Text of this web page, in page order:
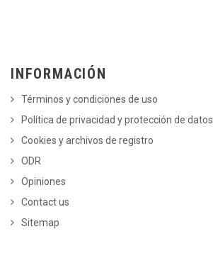
INFORMACIÓN
Términos y condiciones de uso
Política de privacidad y protección de datos
Cookies y archivos de registro
ODR
Opiniones
Contact us
Sitemap